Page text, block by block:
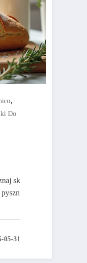
,
Do
sk
05-31